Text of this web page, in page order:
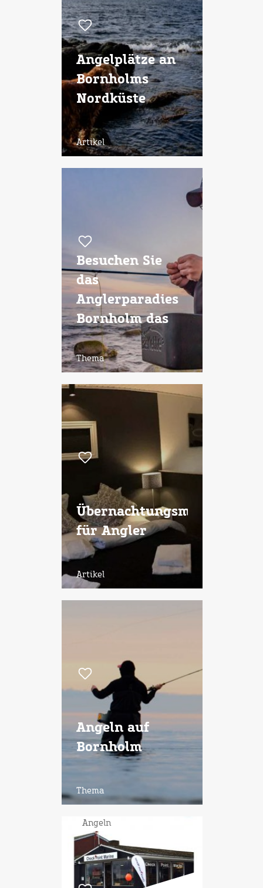
Angelplätze an
Bornholms
Nordküste
Artikel
Besuchen Sie
das
Anglerparadies
Bornholm das
ganze Jahr
Thema
für Angler
Artikel
Angeln auf
Bornholm
Thema
Angeln